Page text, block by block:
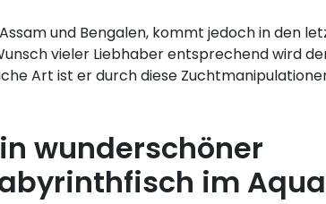
und Bengalen, kommt jedoch in den
vieler Liebhaber entsprechend wird
Art ist er durch diese
wunderschöner
im